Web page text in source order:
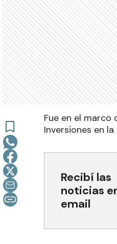
Fue en el marco
Inversiones en
Recibí las
noticias
email